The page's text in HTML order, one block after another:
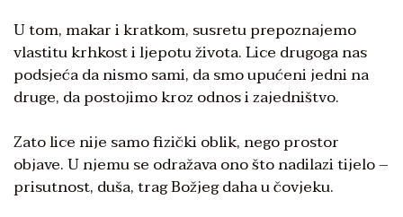
U tom, makar i kratkom, susretu prepoznajemo
vlastitu krhkost i ljepotu života. Lice drugoga nas
podsjeća da nismo sami, da smo upućeni jedni na
druge, da postojimo kroz odnos i zajedništvo.
Zato lice nije samo fizički oblik, nego prostor
objave. U njemu se odražava ono što nadilazi tijelo –
prisutnost, duša, trag Božjeg daha u čovjeku.